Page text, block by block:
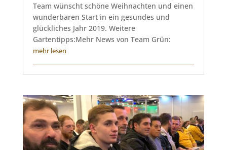
Team wünscht schöne Weihnachten und einen
wunderbaren Start in ein gesundes und
glückliches Jahr 2019. Weitere
Gartentipps:Mehr News von Team Grün:
mehr lesen